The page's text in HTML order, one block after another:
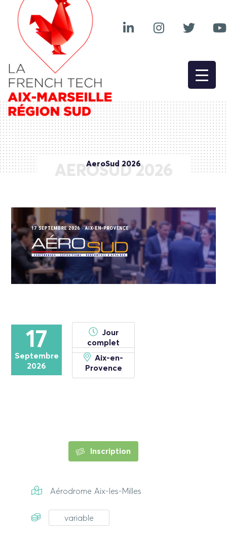
AEROSUD 2026
AeroSud 2026
17
Septembre
2026
Jour
complet
Aix-en-
Provence
Inscription
Aérodrome Aix-les-Milles
variable